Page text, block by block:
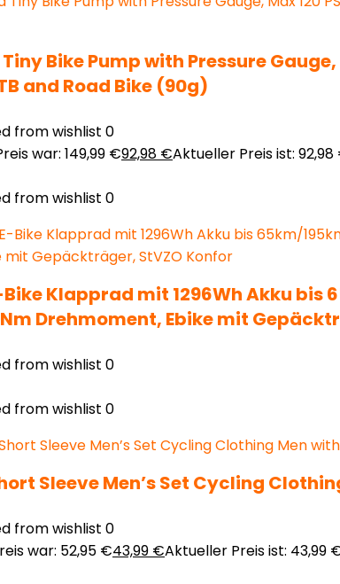
Tiny Bike Pump with Pressure
and Road Bike (90g)
from wishlist 0
war: 149,99 €92,98 €Aktueller Preis ist: 92,98
from wishlist 0
Bike Klapprad mit 1296Wh Akku
Drehmoment, Ebike mit
from wishlist 0
from wishlist 0
Sleeve Men’s Set Cycling
from wishlist 0
war: 52,95 €43,99 €Aktueller Preis ist: 43,99